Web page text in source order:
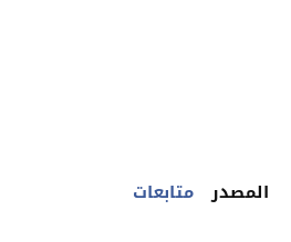
المصدر متابعات